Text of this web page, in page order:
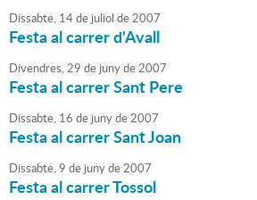
Dissabte, 14de juliol de2007
Festa al carrer d'Avall
Divendres,29 de junyde2007
Festa al carrer Sant Pere
Dissabte, 16 de junyde2007
Festa al carrer Sant Joan
Dissabte,9 de junyde2007
Festa al carrer Tossol